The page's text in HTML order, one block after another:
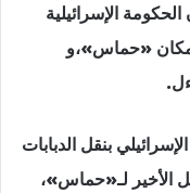
الإسرائيلية
مكان «حماس»،و
بنقل الدبابات
الأخير لـ«حماس»،